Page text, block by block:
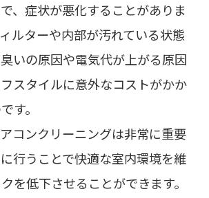
、症状が悪化することがありま
ルターや内部が汚れている状態
いの原因や電気代が上がる原因
スタイルに意外なコストがかか
す。
コンクリーニングは非常に重要
行うことで快適な室内環境を維
を低下させることができます。